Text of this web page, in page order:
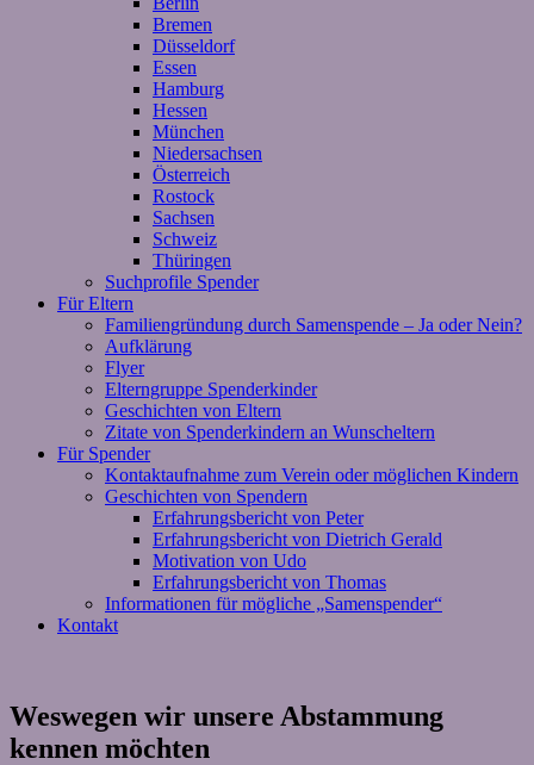
Bremen
Düsseldorf
Essen
Hamburg
Hessen
München
Niedersachsen
Österreich
Rostock
Sachsen
Schweiz
Thüringen
Suchprofile Spender
Für Eltern
Familiengründung durch Samenspende – Ja oder Nein?
Aufklärung
Flyer
Elterngruppe Spenderkinder
Geschichten von Eltern
Zitate von Spenderkindern an Wunscheltern
Für Spender
Kontaktaufnahme zum Verein oder möglichen Kindern
Geschichten von Spendern
Erfahrungsbericht von Peter
Erfahrungsbericht von Dietrich Gerald
Motivation von Udo
Erfahrungsbericht von Thomas
Informationen für mögliche „Samenspender“
Kontakt
Weswegen wir unsere Abstammung
kennen möchten